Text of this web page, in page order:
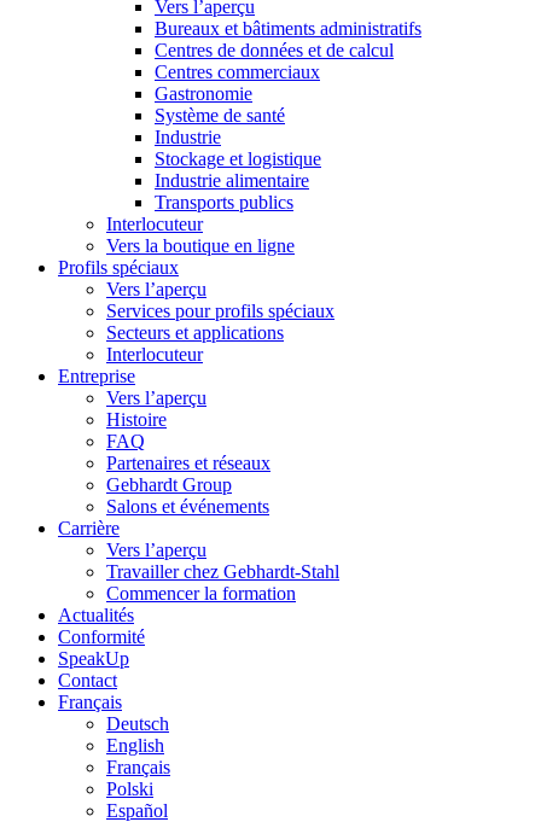
Vers l’aperçu
Bureaux et bâtiments administratifs
Centres de données et de calcul
Centres commerciaux
Gastronomie
Système de santé
Industrie
Stockage et logistique
Industrie alimentaire
Transports publics
Interlocuteur
Vers la boutique en ligne
Profils spéciaux
Vers l’aperçu
Services pour profils spéciaux
Secteurs et applications
Interlocuteur
Entreprise
Vers l’aperçu
Histoire
FAQ
Partenaires et réseaux
Gebhardt Group
Salons et événements
Carrière
Vers l’aperçu
Travailler chez Gebhardt-Stahl
Commencer la formation
Actualités
Conformité
SpeakUp
Contact
Français
Deutsch
English
Français
Polski
Español